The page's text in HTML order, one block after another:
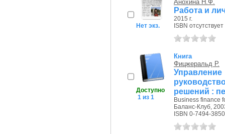
Нет экз.
Анохина Н.Ф.
Работа и
2015 г.
ISBN отсутствует
Доступно
1 из 1
Книга
Фицжеральд Р.
решений :
Business finance
Баланс-Клуб,
ISBN 0-7494-